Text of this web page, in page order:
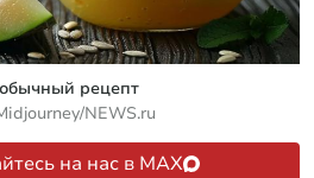
рецепт
NEWS.ru
на нас в MAX